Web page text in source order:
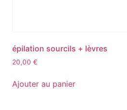
épilation sourcils + lèvres
20,00€
Ajouter au panier